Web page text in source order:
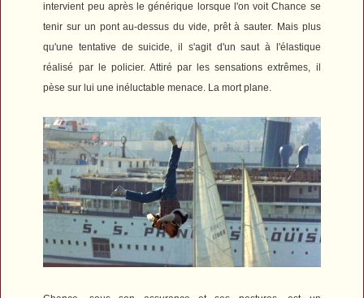
intervient peu après le générique lorsque l'on voit Chance se
tenir sur un pont au-dessus du vide, prêt à sauter. Mais plus
qu'une tentative de suicide, il s'agit d'un saut à l'élastique
réalisé par le policier. Attiré par les sensations extrêmes, il
pèse sur lui une inéluctable menace. La mort plane.